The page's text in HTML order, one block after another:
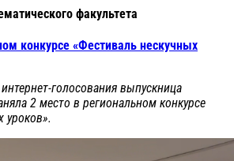
факультета
конкурсе «Фестиваль нескучных
голосования выпускница
2 место в региональном конкурсе
уроков».